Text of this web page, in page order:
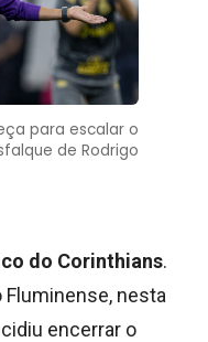
para escalar o
de Rodrigo
do Corinthians.
Fluminense, nesta
encerrar o